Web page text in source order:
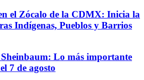
el Zócalo de la CDMX: Inicia la
Indígenas, Pueblos y Barrios
Sheinbaum: Lo más importante
7 de agosto